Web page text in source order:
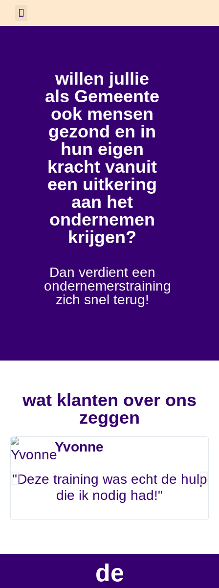
willen jullie
als Gemeente
ook mensen
gezond en in
hun eigen
kracht vanuit
een uitkering
aan het
ondernemen
krijgen?
Dan verdient een
ondernemerstraining
zich snel terug!
wat klanten over ons
zeggen
Yvonne
"Deze training was echt de hulp
die ik nodig had!"
de